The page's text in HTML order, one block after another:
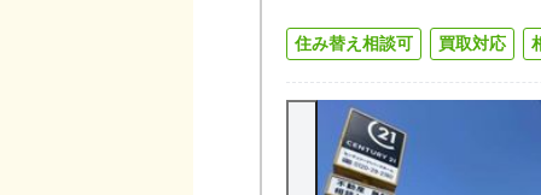
住み替え相談可 買取対応